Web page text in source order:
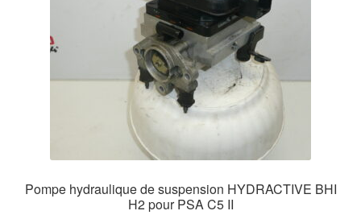
Pompe hydraulique de suspension HYDRACTIVE BHI
H2 pour PSA C5 II